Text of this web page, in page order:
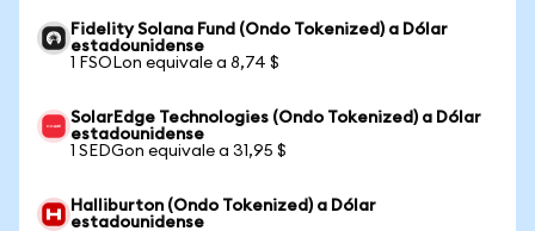
Fidelity Solana Fund (Ondo Tokenized) a Dólar
estadounidense
1 FSOLon equivale a 8,74 $
SolarEdge Technologies (Ondo Tokenized) a Dólar
estadounidense
1 SEDGon equivale a 31,95 $
Halliburton (Ondo Tokenized) a Dólar
estadounidense